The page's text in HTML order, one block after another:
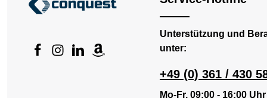
Unterstützung und
unter:
+49 (0) 361 / 430
Mo-Fr, 09:00 - 16:00 Uhr